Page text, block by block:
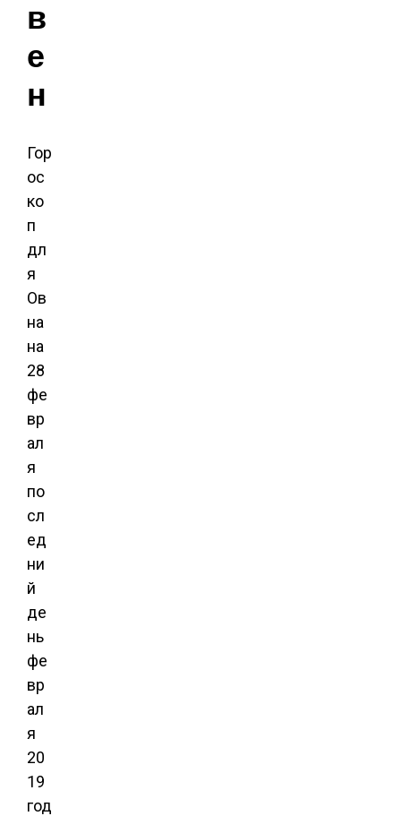
в
е
н
Гор
ос
ко
п
дл
я
Ов
на
на
28
фе
вр
ал
я
по
сл
ед
ни
й
де
нь
фе
вр
ал
я
20
19
год